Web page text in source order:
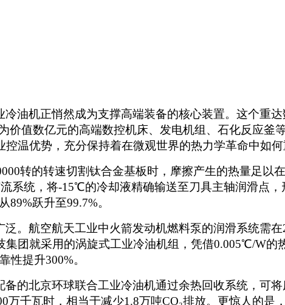
冷油机正悄然成为支撑高端装备的核心装置。这个重
价值数亿元的高端数控机床、发电机组、石化反应釜
控温优势，充分保持着在微观世界的热力学革命中如
转的转速切割钛合金基板时，摩擦产生的热量足以
系统，将-15℃的冷却液精确输送至刀具主轴润滑点，
89%跃升至99.7%。
泛。航空航天工业中火箭发动机燃料泵的润滑系统需在
集团就采用的涡旋式工业冷油机组，凭借0.005℃/W的
性提升300%。
备的北京环球联合工业冷油机通过余热回收系统，可
万千瓦时，相当于减少1.8万吨CO₂排放。更惊人的是